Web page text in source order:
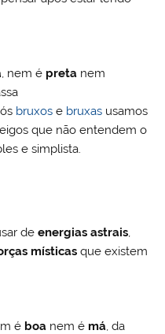
, nem é preta nem
bruxos e bruxas usamos
que não entendem o
e simplista.
deenergias astrais,
místicas que existem
é boa nem é má, da